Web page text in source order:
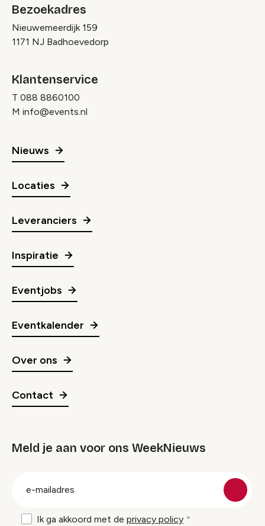
Bezoekadres
Nieuwemeerdijk 159
1171 NJ Badhoevedorp
Klantenservice
T 088 8860100
M info@events.nl
Nieuws
Locaties
Leveranciers
Inspiratie
Eventjobs
Eventkalender
Over ons
Contact
Meld je aan voor ons WeekNieuws
Ik ga akkoord met de privacy policy